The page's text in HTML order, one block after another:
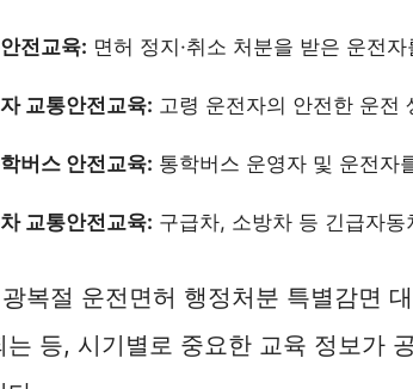
전교육: 면허 정지·취소 처분을 받은 운전
교통안전교육: 고령 운전자의 안전한 운전
버스 안전교육: 통학버스 운영자 및 운전자
교통안전교육: 구급차, 소방차 등 긴급자
복절 운전면허 행정처분 특별감면
는 등, 시기별로 중요한 교육 정보가